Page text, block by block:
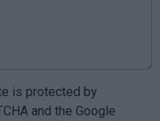
is protected by
and the Google